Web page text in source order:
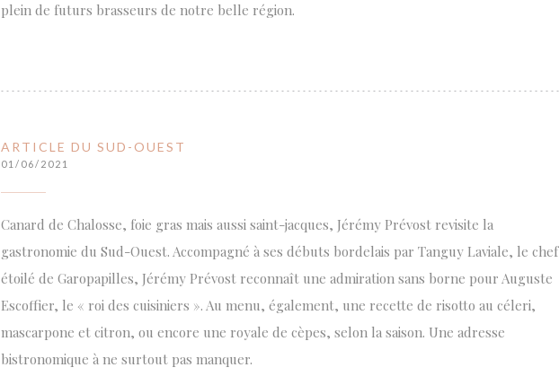
plein de futurs brasseurs de notre belle région.
ARTICLE DU SUD-OUEST
01/06/2021
Canard de Chalosse, foie gras mais aussi saint-jacques, Jérémy Prévost revisite la
gastronomie du Sud-Ouest. Accompagné à ses débuts bordelais par Tanguy Laviale, le chef
étoilé de Garopapilles, Jérémy Prévost reconnaît une admiration sans borne pour Auguste
Escoffier, le « roi des cuisiniers ». Au menu, également, une recette de risotto au céleri,
mascarpone et citron, ou encore une royale de cèpes, selon la saison. Une adresse
bistronomique à ne surtout pas manquer.